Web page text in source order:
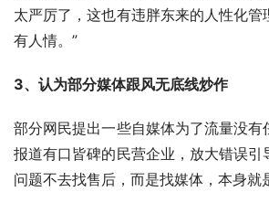
太严厉了，这也有违胖东来的人性化
有人情。”
3、认为部分媒体跟风无底线炒作
部分网民提出一些自媒体为了流量没有
报道有口皆碑的民营企业，放大错误引
问题不去找售后，而是找媒体，本身就